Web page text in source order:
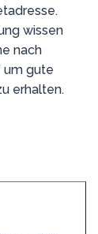
wissen
nach
um gute
erhalten.